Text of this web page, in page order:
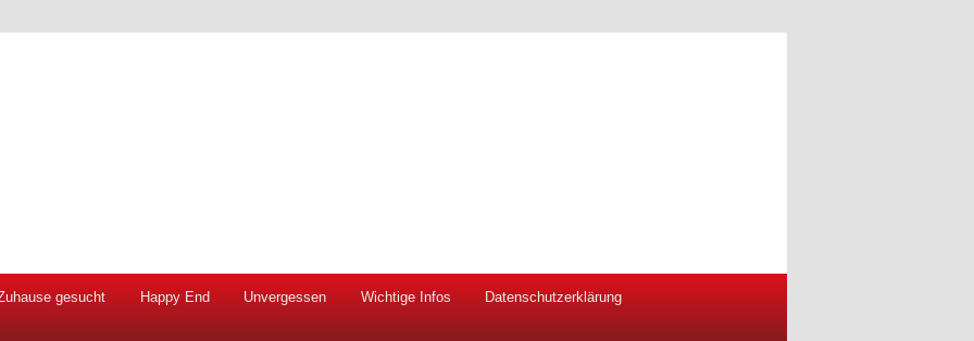
gesucht Happy End Unvergessen Wichtige Infos Datenschutzerklärung